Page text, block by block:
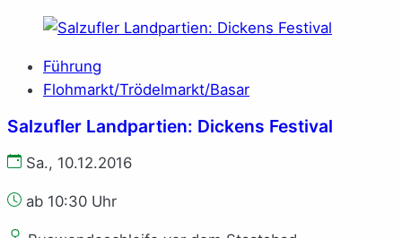
Führung
Flohmarkt/Trödelmarkt/Basar
Salzufler Landpartien: Dickens Festival
Sa., 10.12.2016
ab 10:30 Uhr